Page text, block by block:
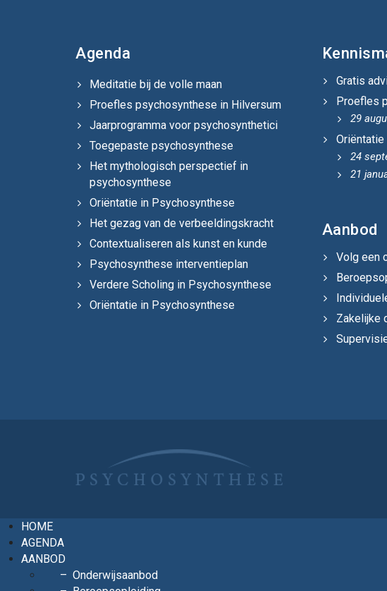
Agenda
Meditatie bij de volle maan
Proefles psychosynthese in Hilversum
Jaarprogramma voor psychosynthetici
Toegepaste psychosynthese
Het mythologisch perspectief in
psychosynthese
Oriëntatie in Psychosynthese
Het gezag van de verbeeldingskracht
Contextualiseren als kunst en kunde
Psychosynthese interventieplan
Verdere Scholing in Psychosynthese
Oriëntatie in Psychosynthese
Gratis
Proefles
29
24
21
Aanbod
Volg een
Zakelijke
HOME
AGENDA
AANBOD
Onderwijsaanbod